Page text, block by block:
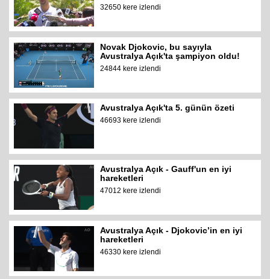
32650 kere izlendi
Novak Djokovic, bu sayıyla
Avustralya Açık'ta şampiyon oldu!
24844 kere izlendi
Avustralya Açık'ta 5. günün özeti
46693 kere izlendi
Avustralya Açık - Gauff'un en iyi
hareketleri
47012 kere izlendi
Avustralya Açık - Djokovic’in en iyi
hareketleri
46330 kere izlendi